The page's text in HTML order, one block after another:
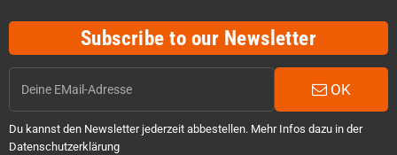
Subscribe to our Newsletter
OK
Du kannst den Newsletter jederzeit abbestellen. Mehr Infos dazu in der
Datenschutzerklärung